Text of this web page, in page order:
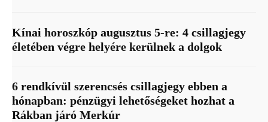
Kínai horoszkóp augusztus 5-re: 4 csillagjegy
életében végre helyére kerülnek a dolgok
6 rendkívül szerencsés csillagjegy ebben a
hónapban: pénzügyi lehetőségeket hozhat a
Rákban járó Merkúr